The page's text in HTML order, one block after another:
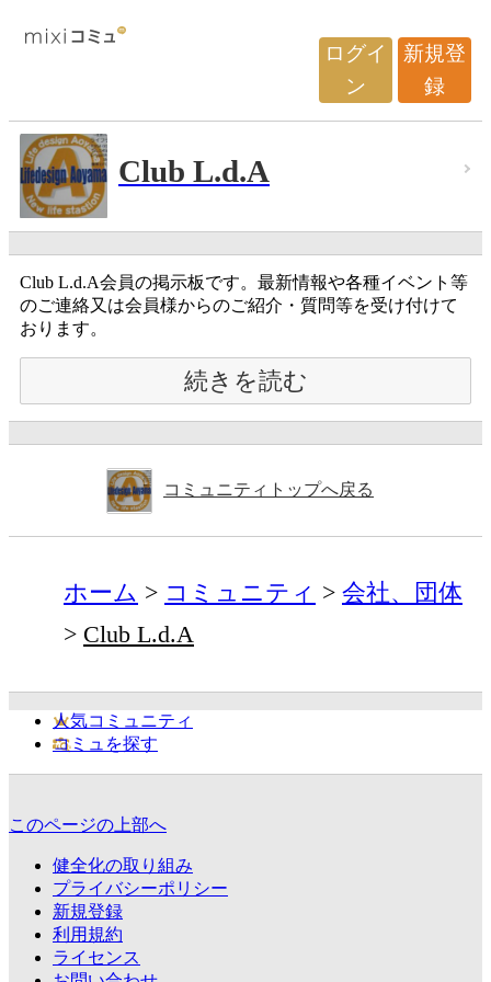
ログイ
ン
新規登
録
Club L.d.A
Club L.d.A会員の掲示板です。最新情報や各種イベント等
のご連絡又は会員様からのご紹介・質問等を受け付けて
おります。
続きを読む
コミュニティトップへ戻る
ホーム コミュニティ
会社、団体
Club L.d.A
人気コミュニティ
コミュを探す
このページの上部へ
健全化の取り組み
プライバシーポリシー
新規登録
利用規約
ライセンス